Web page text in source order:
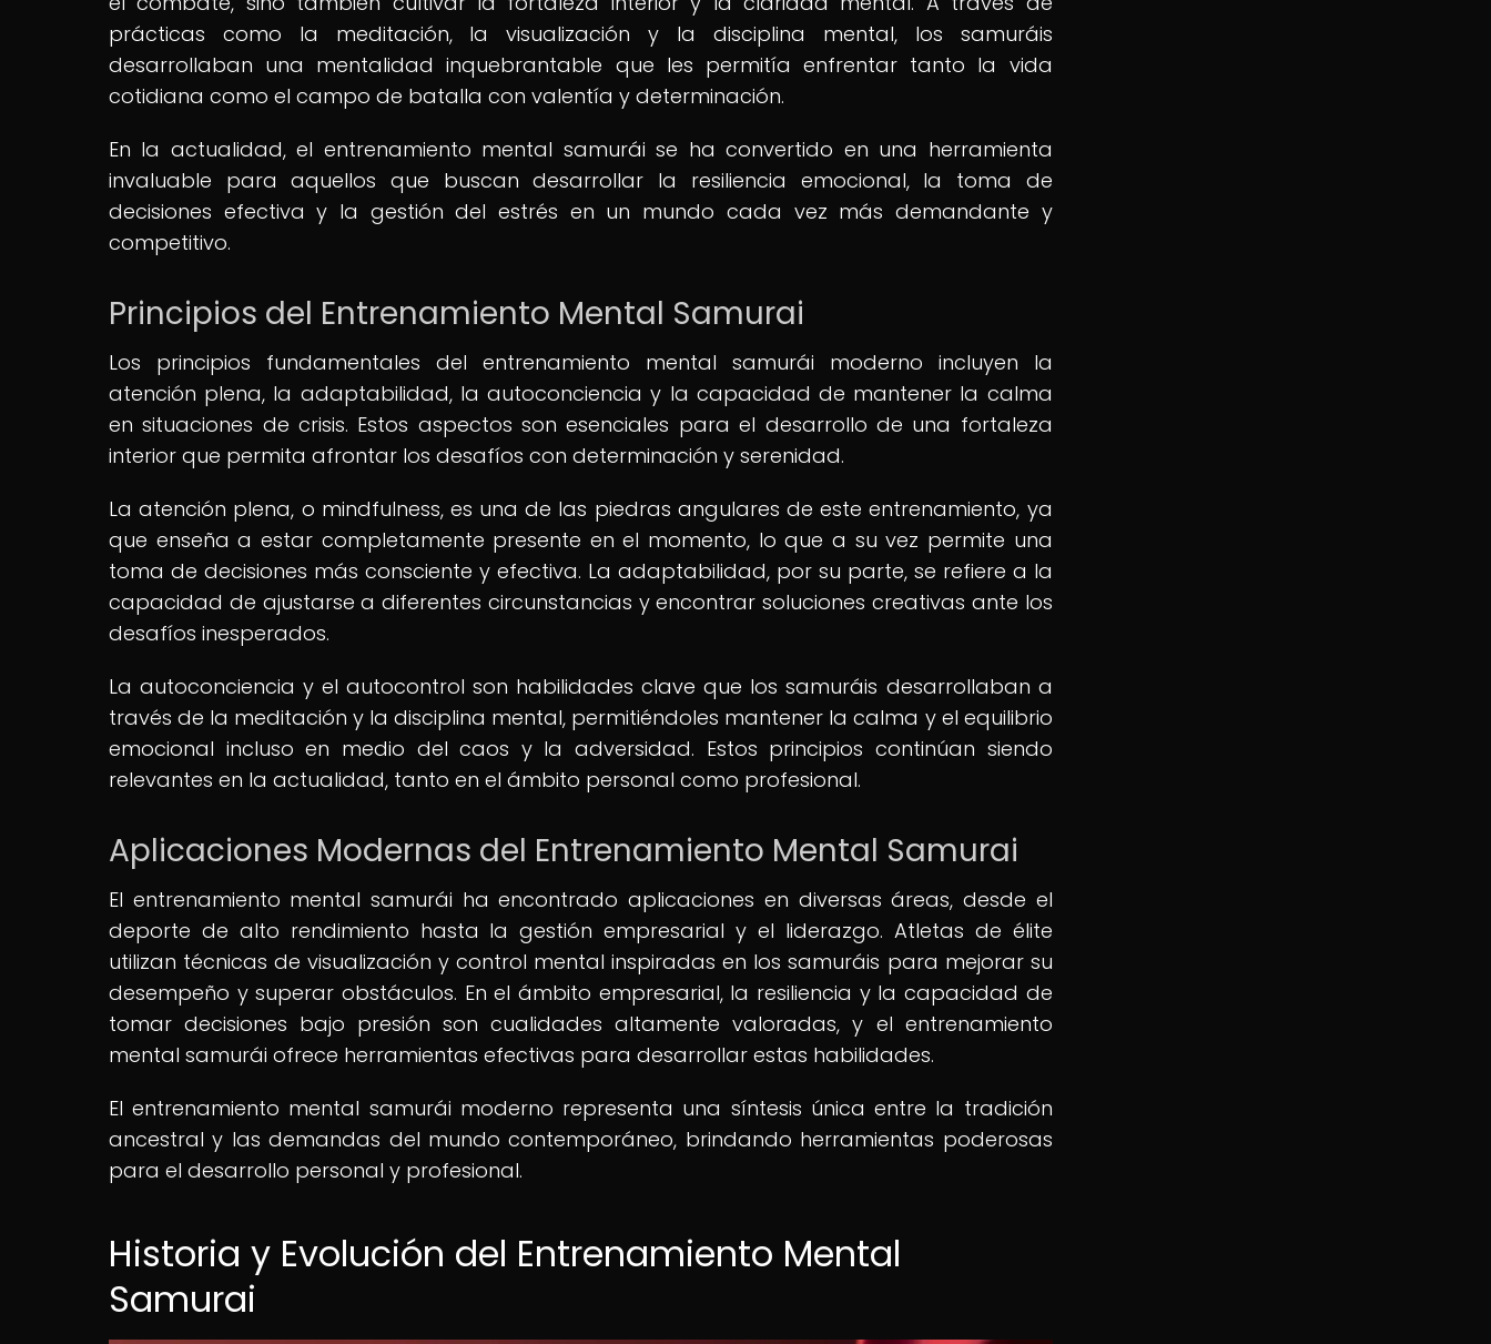
prácticas como la meditación, la visualización y la disciplina mental, los samuráis
desarrollaban una mentalidad inquebrantable que les permitía enfrentar tanto la vida
cotidiana como el campo de batalla con valentía y determinación.
En la actualidad, el entrenamiento mental samurái se ha convertido en una herramienta
invaluable para aquellos que buscan desarrollar la resiliencia emocional, la toma de
decisiones efectiva y la gestión del estrés en un mundo cada vez más demandante y
competitivo.
Principios del Entrenamiento Mental Samurai
Los principios fundamentales del entrenamiento mental samurái moderno incluyen la
atención plena, la adaptabilidad, la autoconciencia y la capacidad de mantener la calma
en situaciones de crisis. Estos aspectos son esenciales para el desarrollo de una fortaleza
interior que permita afrontar los desafíos con determinación y serenidad.
La atención plena, o mindfulness, es una de las piedras angulares de este entrenamiento, ya
que enseña a estar completamente presente en el momento, lo que a su vez permite una
toma de decisiones más consciente y efectiva. La adaptabilidad, por su parte, se refiere a la
capacidad de ajustarse a diferentes circunstancias y encontrar soluciones creativas ante los
desafíos inesperados.
La autoconciencia y el autocontrol son habilidades clave que los samuráis desarrollaban a
través de la meditación y la disciplina mental, permitiéndoles mantener la calma y el equilibrio
emocional incluso en medio del caos y la adversidad. Estos principios continúan siendo
relevantes en la actualidad, tanto en el ámbito personal como profesional.
Aplicaciones Modernas del Entrenamiento Mental Samurai
El entrenamiento mental samurái ha encontrado aplicaciones en diversas áreas, desde el
deporte de alto rendimiento hasta la gestión empresarial y el liderazgo. Atletas de élite
utilizan técnicas de visualización y control mental inspiradas en los samuráis para mejorar su
desempeño y superar obstáculos. En el ámbito empresarial, la resiliencia y la capacidad de
tomar decisiones bajo presión son cualidades altamente valoradas, y el entrenamiento
mental samurái ofrece herramientas efectivas para desarrollar estas habilidades.
El entrenamiento mental samurái moderno representa una síntesis única entre la tradición
ancestral y las demandas del mundo contemporáneo, brindando herramientas poderosas
para el desarrollo personal y profesional.
Historia y Evolución del Entrenamiento Mental
Samurai